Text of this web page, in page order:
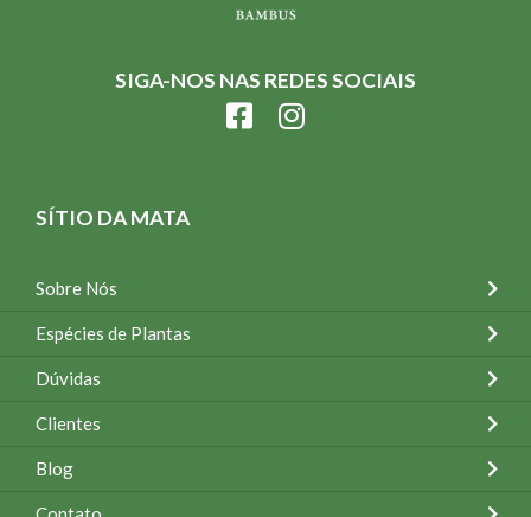
SIGA-NOS NAS REDES SOCIAIS
SÍTIO DA MATA
Sobre Nós
Espécies de Plantas
Dúvidas
Clientes
Blog